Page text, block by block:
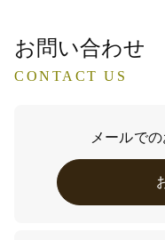
お問い合わせ
CONTACT US
メールで